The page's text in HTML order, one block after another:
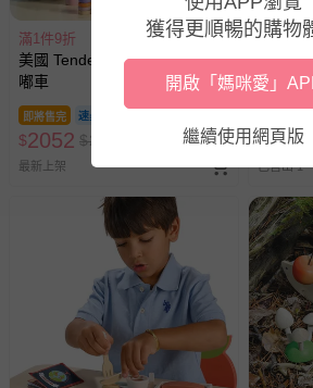
滿1件9折
美國 Tender Leaf - 凱蒂奶昔嘟
嘟車
即將售完
$2052 $2780
最新上架
滿1件9
美國
藝市集
$3582
已售出 1
獲得更順暢的購物
開啟「媽咪愛」
繼續使用網頁版